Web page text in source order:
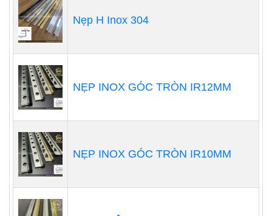
Nẹp H Inox 304
NẸP INOX GÓC TRÒN IR12MM
NẸP INOX GÓC TRÒN IR10MM